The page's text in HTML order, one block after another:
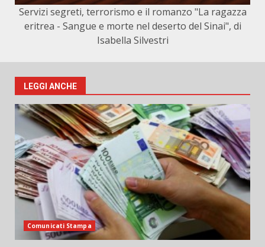
Servizi segreti, terrorismo e il romanzo "La ragazza
eritrea - Sangue e morte nel deserto del Sinai", di
Isabella Silvestri
LEGGI ANCHE
Comunicati Stampa